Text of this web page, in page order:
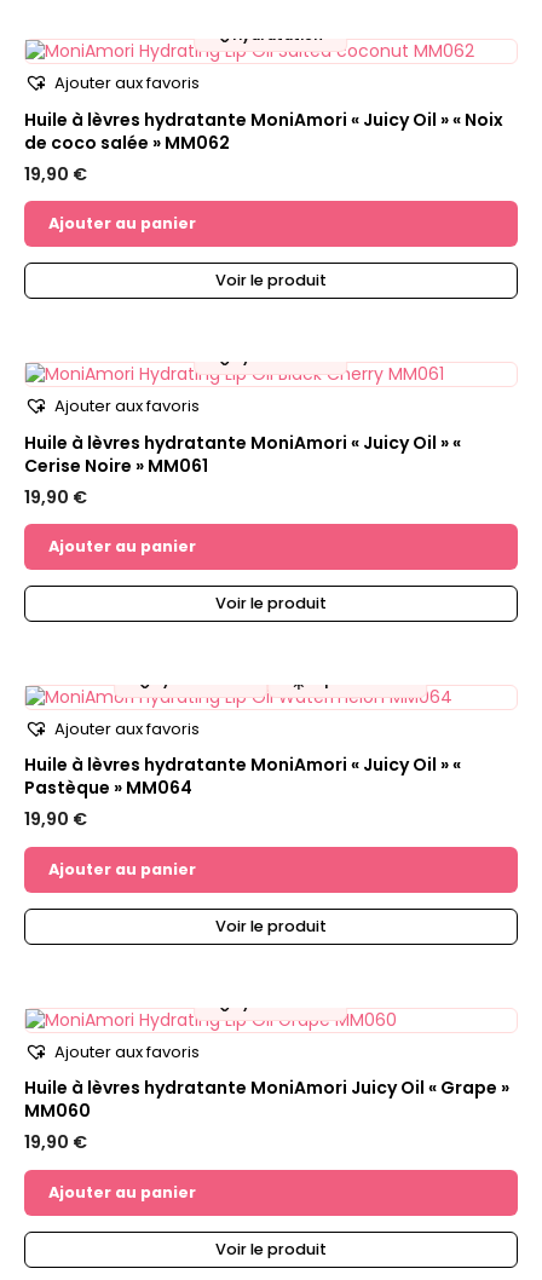
💧Hydratation
Ajouter aux favoris
Huile à lèvres hydratante MoniAmori « Juicy Oil » « Noix
de coco salée » MM062
19,90 €
Ajouter au panier
Voir le produit
💧 Hydratation
Ajouter aux favoris
Huile à lèvres hydratante MoniAmori « Juicy Oil » «
Cerise Noire » MM061
19,90 €
Ajouter au panier
Voir le produit
💧 Hydratation ☀️ Top de l'été !
Ajouter aux favoris
Huile à lèvres hydratante MoniAmori « Juicy Oil » «
Pastèque » MM064
19,90 €
Ajouter au panier
Voir le produit
💧
Ajouter aux favoris
Huile à lèvres hydratante MoniAmori Juicy Oil « Grape »
MM060
19,90 €
Ajouter au panier
Voir le produit